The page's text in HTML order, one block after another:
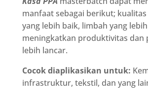
manfaat sebagai berikut;
yang lebih baik, limbah yang
meningkatkan produktivitas dan
lebih lancar.
Cocok diaplikasikan untuk:
infrastruktur, tekstil, dan yang